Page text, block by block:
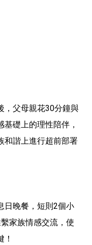
，父母親花30分鐘與
礎上的理性陪伴，
和諧上進行超前部署
日晚餐，短則2個小
家族情感交流，使